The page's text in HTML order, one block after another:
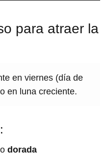
para atraer la
en viernes (día de
en luna creciente.
o dorada